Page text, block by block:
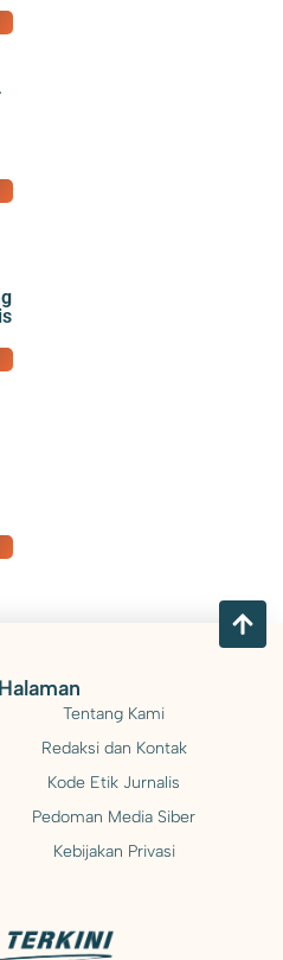
Halaman
Tentang Kami
Redaksi dan Kontak
Kode Etik Jurnalis
Pedoman Media Siber
Kebijakan Privasi